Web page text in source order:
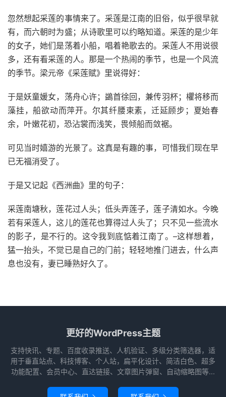
忽然想起采莲的事情来了。采莲是江南的旧俗，似乎很早就
有，而六朝时为盛；从诗歌里可以约略知道。采莲的是少年
的女子，她们是荡着小船，唱着艳歌去的。采莲人不用说很
多，还有看采莲的人。那是一个热闹的季节，也是一个风流
的季节。梁元帝《采莲赋》里说得好：
于是妖童媛女，荡舟心许；鷁首徐回，兼传羽杯；欋将移而
藻挂，船欲动而萍开。尔其纤腰束素，迁延顾步；夏始春
余，叶嫩花初，恐沾裳而浅笑，畏倾船而敛裾。
可见当时嬉游的光景了。这真是有趣的事，可惜我们现在早
已无福消受了。
于是又记起《西洲曲》里的句子：
采莲南塘秋，莲花过人头；低头弄莲子，莲子清如水。今晚
若有采莲人，这儿的莲花也算得过人头了；只不见一些流水
的影子，是不行的。这令我到底惦着江南了。–这样想着，
猛一抬头，不觉已是自己的门前；轻轻地推门进去，什么声
息也没有，妻已睡熟好久了。
更好的WordPress主题
支持快讯、专题、百度收录推送、人机验证、多级分类筛选器，适
用于垂直站点、科技博客、个人站，扁平化设计、简洁白色、超多
功能配置、会员中心、直达链接、文章图片弹窗、自动缩略图等...